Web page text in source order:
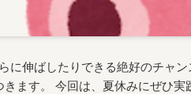
に伸ばしたりできる絶好のチャ
ます。 今回は、夏休みにぜひ